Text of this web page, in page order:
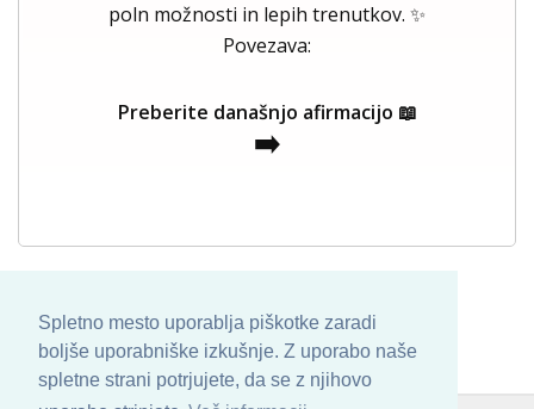
Spletno mesto uporablja piškotke zaradi
boljše uporabniške izkušnje. Z uporabo naše
spletne strani potrjujete, da se z njihovo
poln možnosti in lepih trenutkov. ✨
Povezava:
Preberite današnjo afirmacijo 📖
➡️